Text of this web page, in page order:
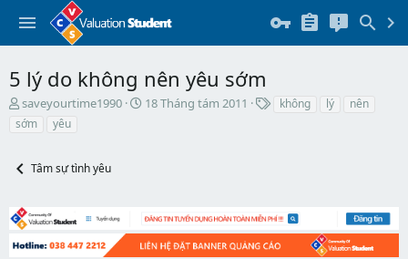
5 lý do không nên yêu sớm
T
h
a
t
a
r
saveyourtime1990
N
đ
ầ
u
18 Tháng tám 2011 không lý
nên
sớm
yêu
Tâm sự tình yêu